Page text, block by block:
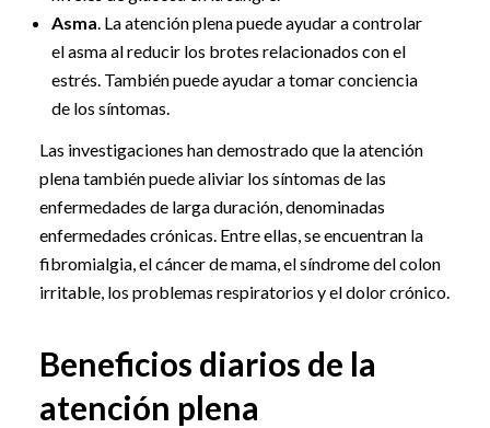
Asma. La atención plena puede ayudar a controlar
el asma al reducir los brotes relacionados con el
estrés. También puede ayudar a tomar conciencia
de los síntomas.
Las investigaciones han demostrado que la atención
plena también puede aliviar los síntomas de las
enfermedades de larga duración, denominadas
enfermedades crónicas. Entre ellas, se encuentran la
fibromialgia, el cáncer de mama, el síndrome del colon
irritable, los problemas respiratorios y el dolor crónico.
Beneficios diarios de la
atención plena